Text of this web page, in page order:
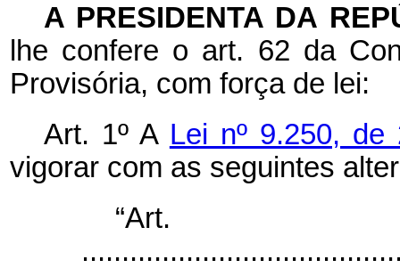
A PRESIDENTA DA
lhe confere o art. 62 da
Provisória, com força de lei:
Art. 1º A Lei nº 9.250,
vigorar com as seguintes